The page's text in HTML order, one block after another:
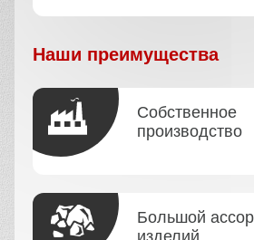
Наши преимущества
Собственное
производство
Большой